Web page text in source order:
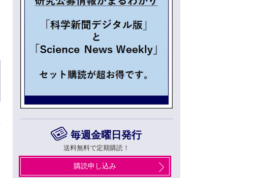
毎週金曜日発行
送料無料で定期購読！
購読申し込み